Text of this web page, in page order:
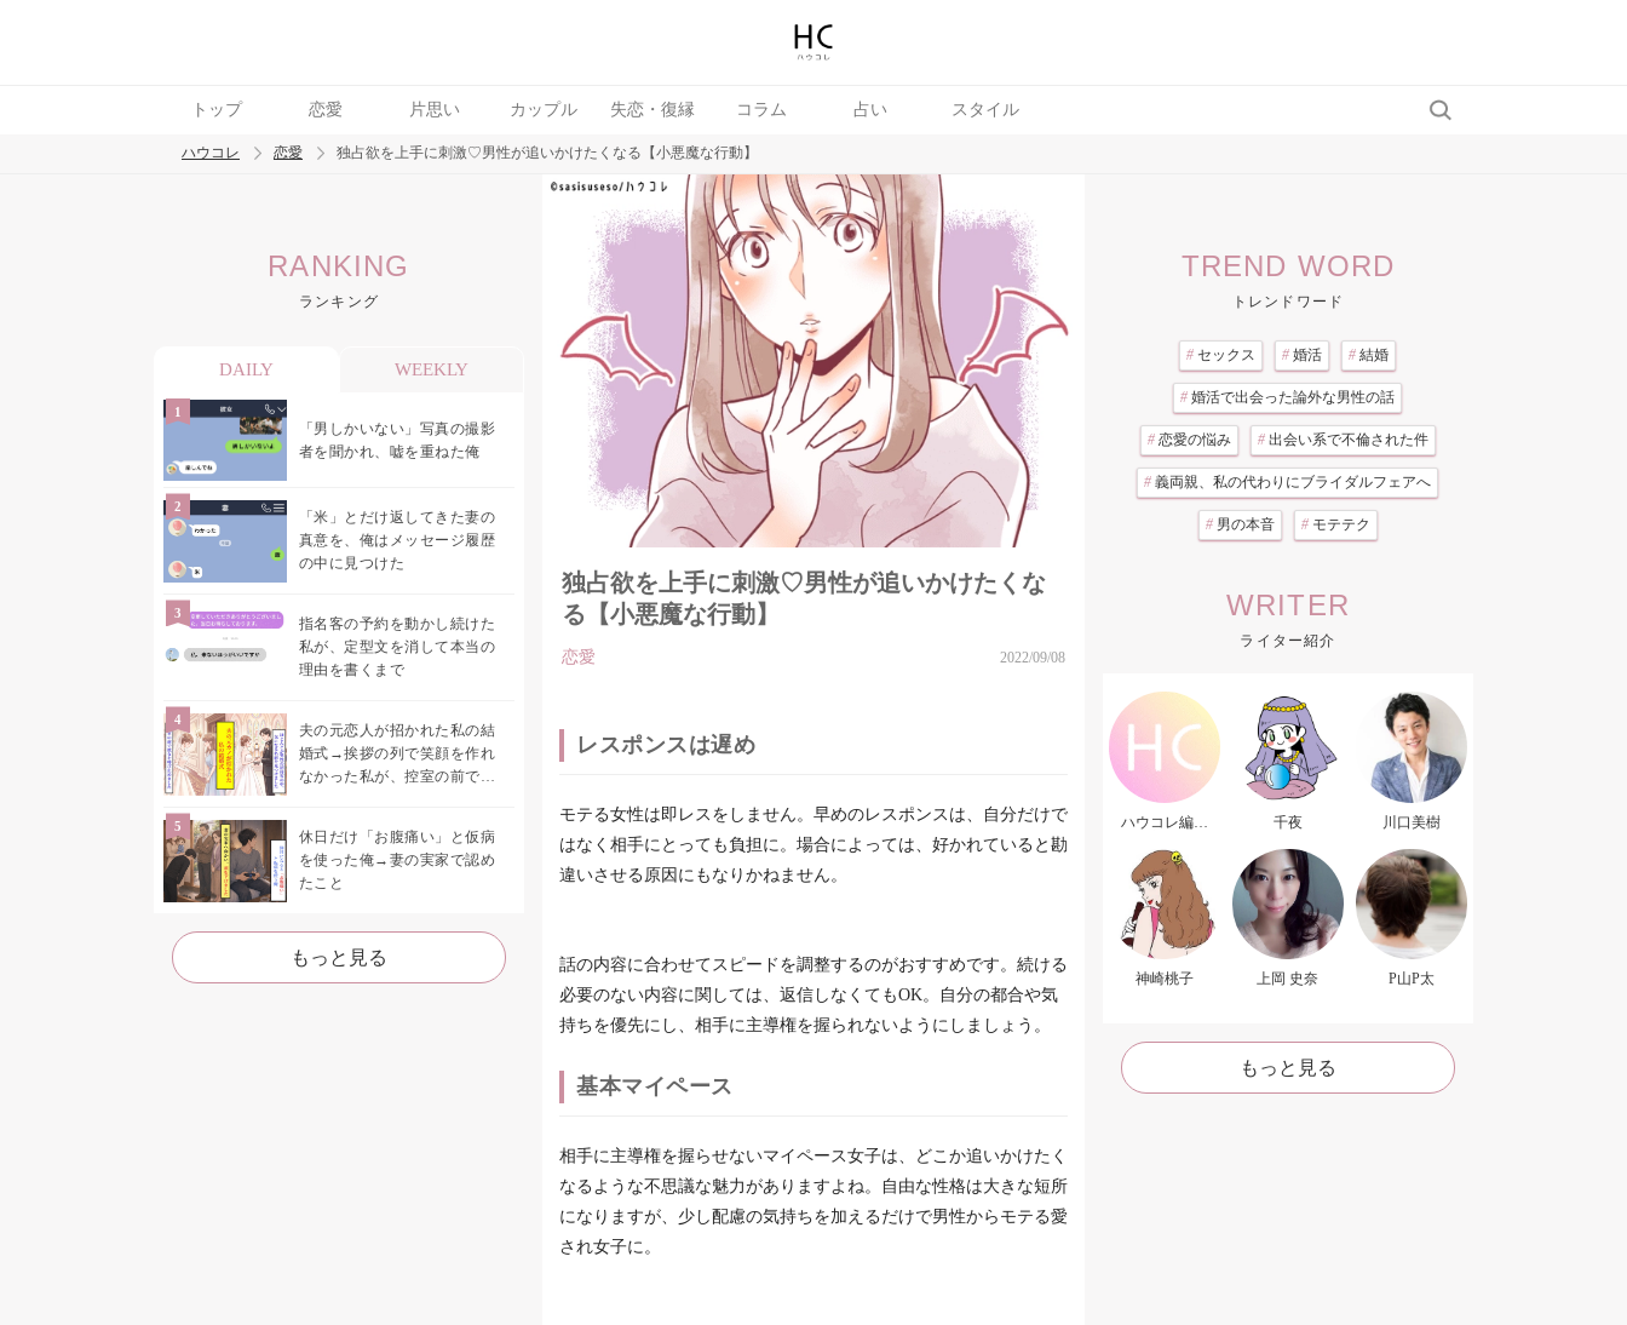
トップ 恋愛 片思い カップル 失恋・復縁 コラム 占い スタイル
トレンド ワード
ハウコレ 恋愛 独占欲を上手に刺激♡男性が追いかけたくなる【小悪魔な行動】
RANKING
ランキング
DAILY WEEKLY
「男しかいない」写真の撮影
者を聞かれ、嘘を重ねた俺
「米」とだけ返してきた妻の
真意を、俺はメッセージ履歴
の中に見つけた
指名客の予約を動かし続けた
私が、定型文を消して本当の
理由を書くまで
夫の元恋人が招かれた私の結
婚式→挨拶の列で笑顔を作れ
なかった私が、控室の前で彼
休日だけ「お腹痛い」と仮病
を使った俺→妻の実家で認め
たこと
もっと見る
独占欲を上手に刺激♡男性が追いかけたくな
る【小悪魔な行動】
恋愛 2022/09/08
レスポンスは遅め
モテる女性は即レスをしません。早めのレスポンスは、自分だけで
はなく相手にとっても負担に。場合によっては、好かれていると勘
違いさせる原因にもなりかねません。
話の内容に合わせてスピードを調整するのがおすすめです。続ける
必要のない内容に関しては、返信しなくてもOK。自分の都合や気
持ちを優先にし、相手に主導権を握られないようにしましょう。
基本マイペース
相手に主導権を握らせないマイペース女子は、どこか追いかけたく
なるような不思議な魅力がありますよね。自由な性格は大きな短所
になりますが、少し配慮の気持ちを加えるだけで男性からモテる愛
され女子に。
TREND WORD
トレンドワード
# セックス # 婚活 # 結婚
# 婚活で出会った論外な男性の話
# 恋愛の悩み # 出会い系で不倫された件
# 義両親、私の代わりにブライダルフェアへ
# 男の本音 # モテテク
WRITER
ライター紹介
ハウコレ編集
千夜 川口美樹
神崎桃子 上岡 史奈 P山P太
もっと見る